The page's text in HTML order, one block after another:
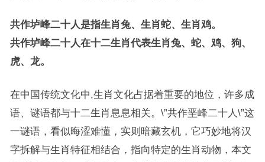
共作垆峰二十人是指生肖兔、生肖蛇、生肖鸡。
共作垆峰二十人在十二生肖代表生肖兔、蛇、鸡、狗、
虎、龙。
在中国传统文化中,生肖文化占据着重要的地位，许多成
语、谜语都与十二生肖息息相关。\”共作垩峰二十人\”这
一谜语，看似晦涩难懂，实则暗藏玄机，它巧妙地将汉
字拆解与生肖特征相结合，指向特定的生肖动物，本文